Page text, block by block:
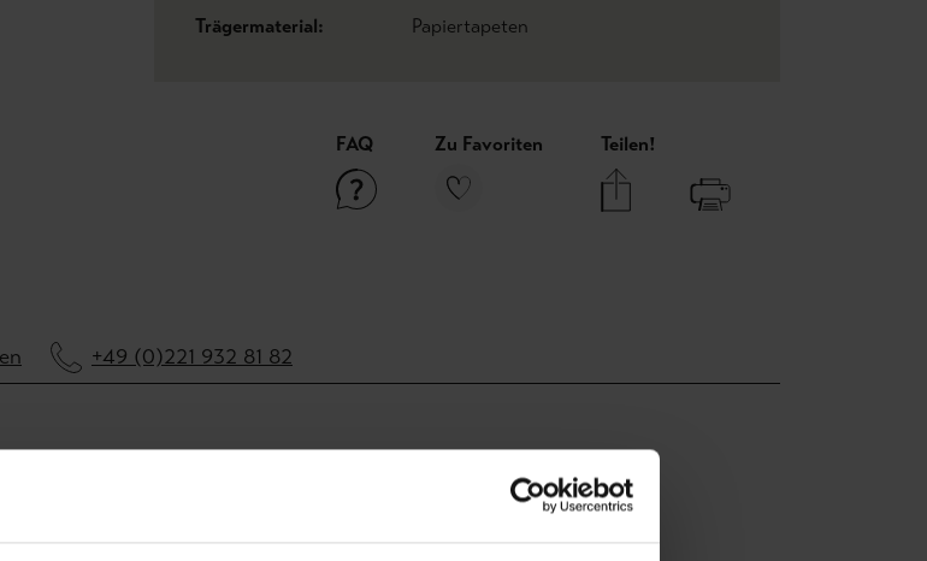
Trägermaterial:
Papiertapeten
FAQ Zu Favoriten Teilen!
+49 (0)221 932 81 82